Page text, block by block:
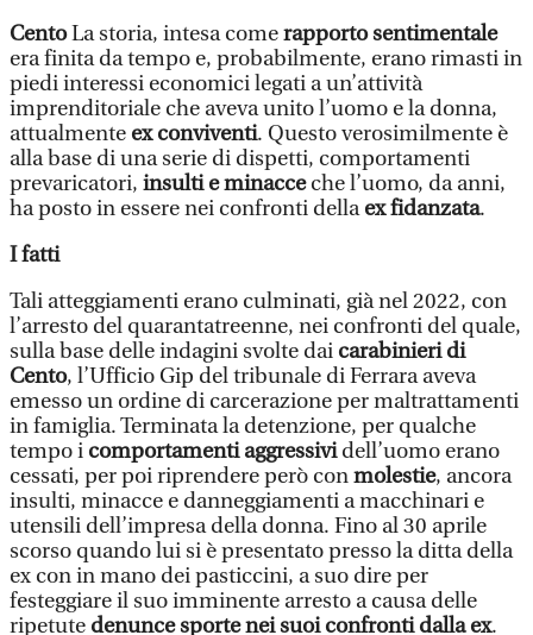
CentoLa storia, intesa comerapporto sentimentale
era finita da tempo e, probabilmente, erano rimasti in
piedi interessi economici legati a un’attività
imprenditoriale che aveva unito l’uomo e la donna,
attualmente ex conviventi. Questo verosimilmente è
alla base di una serie di dispetti, comportamenti
prevaricatori, insulti e minacceche l’uomo, da anni,
ha posto in essere nei confronti dellaex fidanzata.
I fatti
Tali atteggiamenti erano culminati, già nel 2022, con
l’arresto del quarantatreenne, nei confronti del quale,
sulla base delle indagini svolte dai carabinieri di
Cento, l’Ufficio Gip del tribunale di Ferrara aveva
emesso un ordine di carcerazione per maltrattamenti
in famiglia. Terminata la detenzione, per qualche
tempo i comportamenti aggressividell’uomo erano
cessati, per poi riprendere però conmolestie, ancora
insulti, minacce e danneggiamenti a macchinari e
utensili dell’impresa della donna. Fino al 30 aprile
scorso quando lui si è presentato presso la ditta della
ex con in mano dei pasticcini, a suo dire per
festeggiare il suo imminente arresto a causa delle
ripetute denunce sporte nei suoi confronti dalla ex.